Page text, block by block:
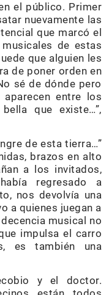
el público. Primer
nuevamente las
que marcó el
de estas
que alguien les
de poner orden en
sé de dónde pero
aparecen entre los
que existe…”,
de esta tierra…”
brazos en alto
a los invitados,
regresado a
nos devolvía una
a quienes juegan a
musical no
impulsa el carro
es también una
y el doctor.